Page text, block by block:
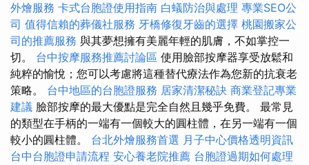
外燴服務 卡式台胞證使用指南 白蟻防治與處理 專業SEO公
司 值得信賴的葬儀社服務 牙橋修復牙齒的選擇 桃園搬家公
司的推薦服務 與其夢想擁有美麗年輕的肌膚，不如掌控一
切。 台中按摩服務推薦討論區 使用臉部按摩器享受放鬆和
純粹的愉悅；您可以考慮將這種替代療法作為您新的抗衰老
策略。 台中地區的台胞證服務 居家清潔秘訣 商業登記專業
建議 臉部按摩的最大優點是完全自然且幾乎免費。 最常見
的類型在手柄的一端有一個較大的圓柱體，在另一端有一個
較小的圓柱體。 台北外燴服務首選 月子中心價格透明資訊
台中台胞證申請流程 安心養老院推薦 台胞證過期如何處理